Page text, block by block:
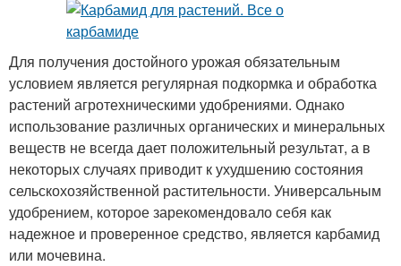
Для получения достойного урожая обязательным
условием является регулярная подкормка и обработка
растений агротехническими удобрениями. Однако
использование различных органических и минеральных
веществ не всегда дает положительный результат, а в
некоторых случаях приводит к ухудшению состояния
сельскохозяйственной растительности. Универсальным
удобрением, которое зарекомендовало себя как
надежное и проверенное средство, является карбамид
или мочевина.